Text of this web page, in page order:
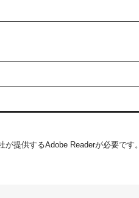
提供するAdobe Readerが必要です。